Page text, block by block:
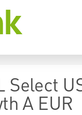
Select
A EUR